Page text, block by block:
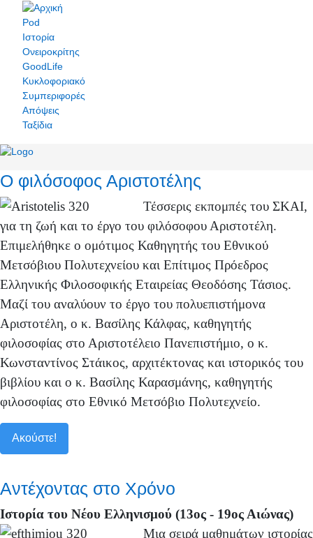
Pod
Ιστορία
Ονειροκρίτης
GoodLife
Κυκλοφοριακό
Συμπεριφορές
Απόψεις
Ταξίδια
Ο φιλόσοφος Αριστοτέλης
Τέσσερις εκπομπές του ΣΚΑΙ,
για τη ζωή και το έργο του φιλόσοφου Αριστοτέλη.
Επιμελήθηκε ο ομότιμος Καθηγητής του Εθνικού
Μετσόβιου Πολυτεχνείου και Επίτιμος Πρόεδρος
Ελληνικής Φιλοσοφικής Εταιρείας Θεοδόσης Τάσιος.
Μαζί του αναλύουν το έργο του πολυεπιστήμονα
Αριστοτέλη, ο κ. Βασίλης Κάλφας, καθηγητής
φιλοσοφίας στο Αριστοτέλειο Πανεπιστήμιο, ο κ.
Κωνσταντίνος Στάικος, αρχιτέκτονας και ιστορικός του
βιβλίου και ο κ. Βασίλης Καρασμάνης, καθηγητής
φιλοσοφίας στο Εθνικό Μετσόβιο Πολυτεχνείο.
Ακούστε!
Αντέχοντας στο Χρόνο
Ιστορία του Νέου Ελληνισμού (13ος - 19ος Αιώνας)
Μια σειρά μαθημάτων ιστορίας